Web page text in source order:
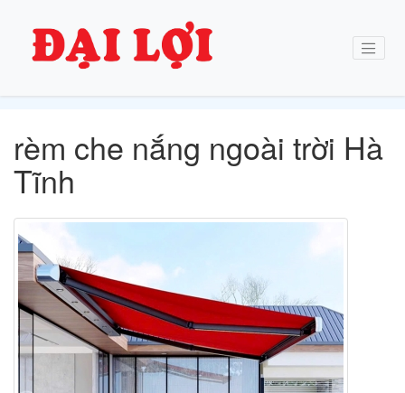
rèm che nắng ngoài trời Hà
Tĩnh